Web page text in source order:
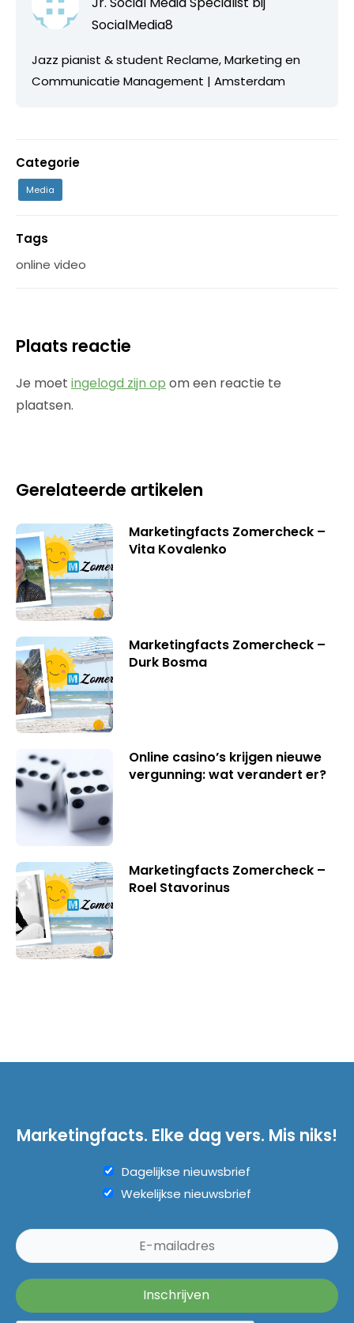
SocialMedia8
Jazz pianist & student Reclame, Marketing en
Communicatie Management | Amsterdam
Categorie
Media
Tags
online video
Plaats reactie
Je moet ingelogd zijn op om een reactie te
plaatsen.
Gerelateerde artikelen
Marketingfacts Zomercheck –
Vita Kovalenko
Marketingfacts Zomercheck –
Durk Bosma
Online casino’s krijgen nieuwe
vergunning: wat verandert er?
Marketingfacts Zomercheck –
Roel Stavorinus
Marketingfacts. Elke dag vers. Mis niks!
Dagelijkse nieuwsbrief
Wekelijkse nieuwsbrief